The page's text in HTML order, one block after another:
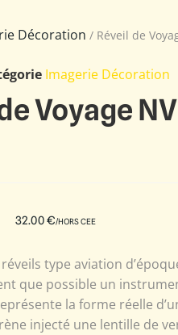
Décoration / Réveil de
Imagerie Décoration
Voyage
32.00€/HORS CEE
type aviation
que possible un
la forme réelle
injecté une lentille de